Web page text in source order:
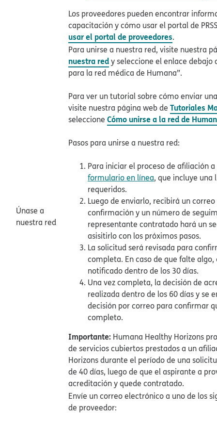
Los proveedores pueden encontrar
capacitación y cómo usar el portal de
usar el portal de proveedores.​​
Únase a
nuestra red​​
Para unirse a nuestra red, visite nuestra
nuestra redy seleccione el enlace debajo
para la red médica de Humana”.​​
Para ver un tutorial sobre cómo enviar
visite nuestra página web de Tutoriales
seleccione Cómo unirse a la red de
Pasos para unirse a nuestra red:​​
Para iniciar el proceso de afiliación
formulario en línea, que incluye una
requeridos.​​
Luego de enviarlo, recibirá un
confirmación y un número de
representante contratado hará un
asisitirlo con los próximos pasos.​​
La solicitud será revisada para
completa. En caso de que falte
notificado dentro de los 30 días.​​
Una vez completa, la decisión de
realizada dentro de los 60 días y se
decisión por correo para confirmar
completo.​​
Importante: Humana Healthy Horizons
de servicios cubiertos prestados a un
Horizons durante el período de una
de 40 días, luego de que el aspirante a
acreditación y quede contratado.​​
Envíe un correo electrónico a uno de los
de proveedor:​​